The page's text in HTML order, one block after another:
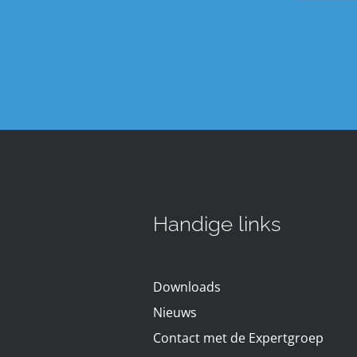
Handige links
Downloads
Nieuws
Contact met de Expertgroep